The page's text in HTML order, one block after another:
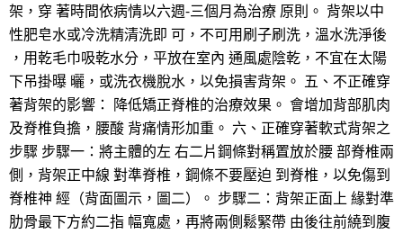
架，穿 著時間依病情以六週-三個月為治療 原則。 背架以中
性肥皂水或冷洗精清洗即 可，不可用刷子刷洗，溫水洗淨後
，用乾毛巾吸乾水分，平放在室內 通風處陰乾，不宜在太陽
下吊掛曝 曬，或洗衣機脫水，以免損害背架。 五、不正確穿
著背架的影響： 降低矯正脊椎的治療效果。 會增加背部肌肉
及脊椎負擔，腰酸 背痛情形加重。 六、正確穿著軟式背架之
步驟 步驟一：將主體的左 右二片鋼條對稱置放於腰 部脊椎兩
側，背架正中線 對準脊椎，鋼條不要壓迫 到脊椎，以免傷到
脊椎神 經（背面圖示，圖二）。 步驟二：背架正面上 緣對準
肋骨最下方約二指 幅寬處，再將兩側鬆緊帶 由後往前繞到腹